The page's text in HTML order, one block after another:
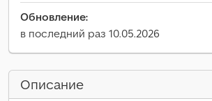
Обновление:
в последний раз 10.05.2026
Описание